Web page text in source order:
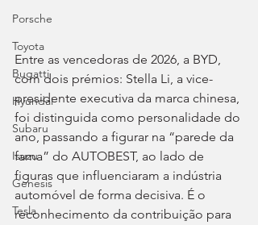
Porsche
Toyota
Bugatti
Hyundai
Subaru
Isuzu
Genesis
Tesla
Entre as vencedoras de 2026, a BYD,
com dois prémios: Stella Li, a vice-
presidente executiva da marca chinesa,
foi distinguida como personalidade do
ano, passando a figurar na “parede da
fama” do AUTOBEST, ao lado de
figuras que influenciaram a indústria
automóvel de forma decisiva. É o
reconhecimento da contribuição para